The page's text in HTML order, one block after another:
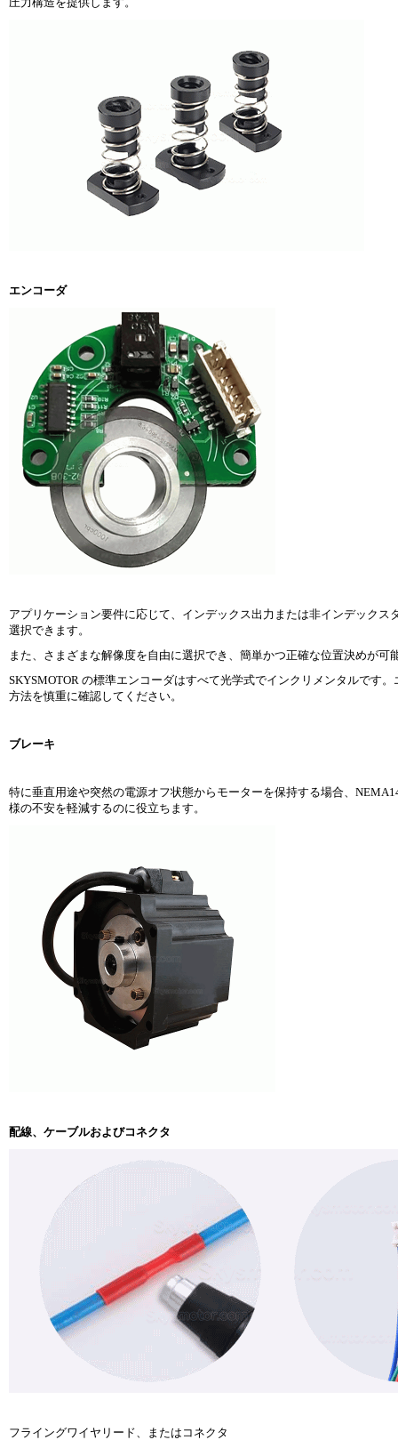
エンコーダ
アプリケーション要件に応じて、インデックス出力または非インデック
選択できます。
また、さまざまな解像度を自由に選択でき、簡単かつ正確な位置決めが可
SKYSMOTOR の標準エンコーダはすべて光学式でインクリメンタルです
方法を慎重に確認してください。
ブレーキ
特に垂直用途や突然の電源オフ状態からモーターを保持する場合、
様の不安を軽減するのに役立ちます。
配線、ケーブルおよびコネクタ
フライングワイヤリード、またはコネクタ